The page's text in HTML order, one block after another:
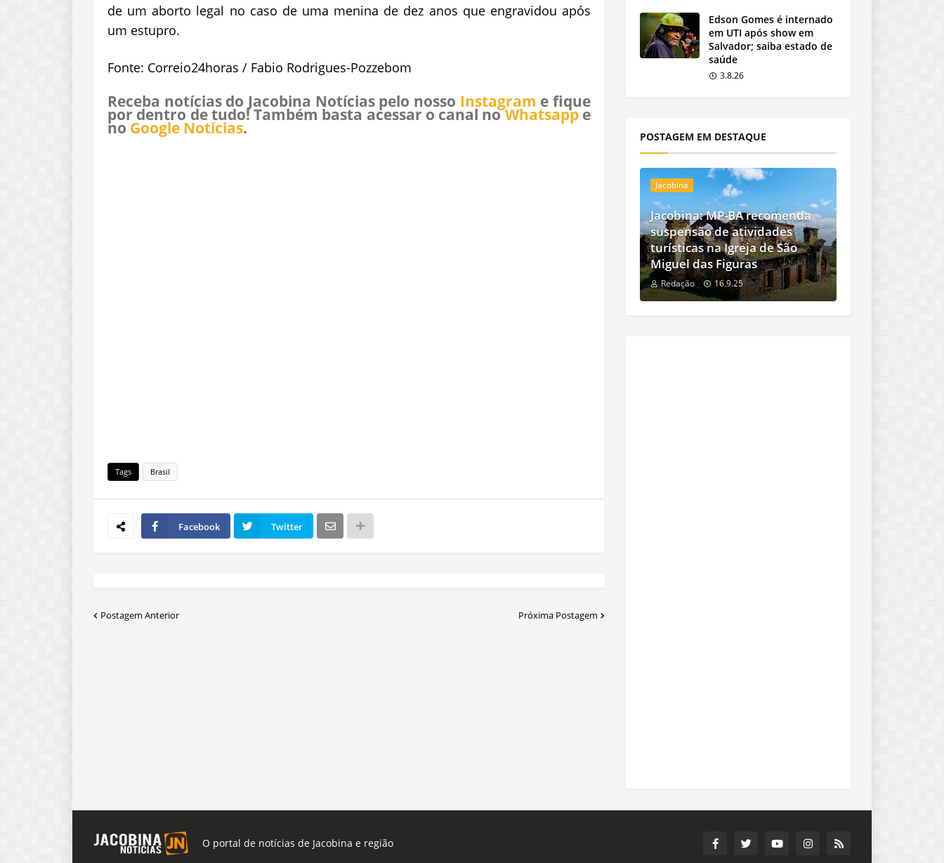
de um aborto legal no caso de uma menina de dez anos que engravidou após
um estupro.
Fonte: Correio24horas / Fabio Rodrigues-Pozzebom
Receba notícias do Jacobina Notícias pelo nosso Instagram e fique
por dentro de tudo! Também basta acessar o canal noWhatsappe
no Google Notícias.
Tags Brasil
Facebook Twitter
Postagem Anterior Próxima Postagem
Edson Gomes é internado
em UTI após show em
Salvador; saiba estado de
saúde
3.8.26
POSTAGEM EM DESTAQUE
Jacobina
Jacobina: MP-BA recomenda
suspensão de atividades
turísticas na Igreja de São
Miguel das Figuras
Redação 16.9.25
O portal de notícias de Jacobina e região